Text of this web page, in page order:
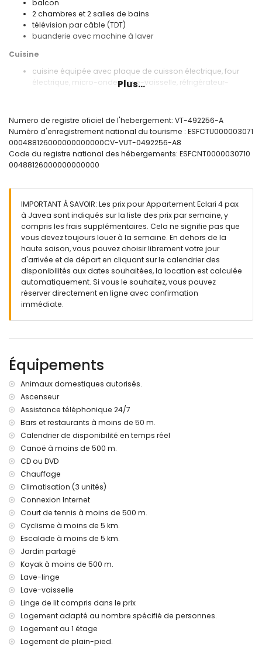
balcon
2 chambres et 2 salles de bains
télévision par câble (TDT)
buanderie avec machine à laver
Cuisine
cuisine équipée avec plaque de cuisson électrique, four
électrique, micro-ondes, lave-vaisselle, réfrigérateur-
Chambres et salles de bains
chambre avec air conditionné, lit double (mesurant 190 par
135 cm), télévision, ventilateur et salle de bains en suite
chambre avec air conditionné, 2 lits simples (mesurant 190
salle de bains avec lavabo simple, douche, bidet et toilette
Extérieur de l'appartement
grand terrain clôturé
piscine commune en forme de lagon mesurant 12m x 5m et
2m de profondeur
piscine pour enfants
jardin commun avec pelouse et arbres
terrasse
500 mètres de l'appartement)
plage la plus proche : El Arenal, Javea (à moins de 500
mètres de l'appartement)
port le plus proche : La Fontana, Javea (à moins de 50
mètres de l'appartement)
parc le plus proche : Montgo (à moins de 4 kilomètres de
l'appartement)
aéroport le plus proche : Alicante (à moins de 100
deuxième aéroport le plus proche : Valence (> 100
kilomètres)
transports publics à proximité : bus à 100 mètres
animaux de compagnie admis
L'immeuble où se trouve l'hébergement dispose d'un
ascenseur.
L'hébergement est très adapté pour les familles avec
enfants
Installations et services privés inclus dans le prix de
location
internet (WiFi)
fer et planche à repasser
linge de lit et serviettes
service de réception et service d'urgence 24h/24
chauffage de l'air et climatisation
Plus...
Numero de registre oficiel de l'hebergement: VT-492256-A
Numéro d'enregistrement national du tourisme : ESFCTU000003071
000488126000000000000CV-VUT-0492256-A8
Code du registre national des hébergements: ESFCNT0000030710
00488126000000000000
IMPORTANT À SAVOIR: Les prix pour Appartement Eclari 4 pax
à Javea sont indiqués sur la liste des prix par semaine, y
compris les frais supplémentaires. Cela ne signifie pas que
vous devez toujours louer à la semaine. En dehors de la
haute saison, vous pouvez choisir librement votre jour
d'arrivée et de départ en cliquant sur le calendrier des
disponibilités aux dates souhaitées, la location est calculée
automatiquement. Si vous le souhaitez, vous pouvez
réserver directement en ligne avec confirmation
immédiate.
Équipements
Animaux domestiques autorisés.
Ascenseur
Assistance téléphonique 24/7
Bars et restaurants à moins de 50 m.
Calendrier de disponibilité en temps réel
Canoë à moins de 500 m.
CD ou DVD
Chauffage
Climatisation (3 unités)
Connexion Internet
Court de tennis à moins de 500 m.
Cyclisme à moins de 5 km.
Escalade à moins de 5 km.
Jardin partagé
Kayak à moins de 500 m.
Lave-linge
Lave-vaisselle
Linge de lit compris dans le prix
Logement adapté au nombre spécifié de personnes.
Logement au 1 étage
Logement de plain-pied.